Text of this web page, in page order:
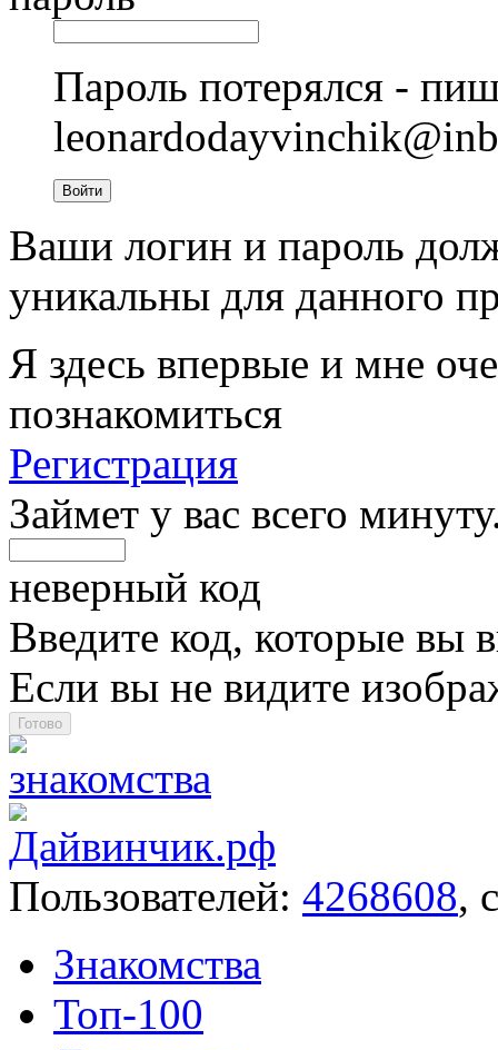
Пароль потерялся -
Войти
Ваши логин и пароль
уникальны для данного
Я здесь впервые и мне
познакомиться
Регистрация
Займет у вас всего
неверный код
Введите код, которые вы
Если вы не видите
Пользователей: 4268608,
Знакомства
Топ-100